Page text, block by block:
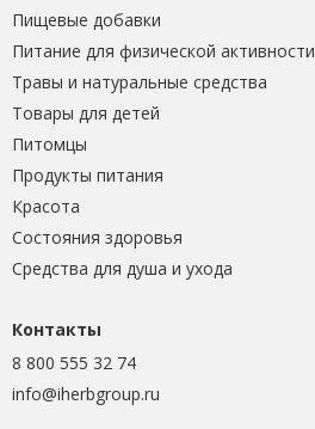
Пищевые добавки
Питание для физической активности
Травы и натуральные средства
Товары для детей
Питомцы
Продукты питания
Красота
Состояния здоровья
Средства для душа и ухода
Контакты
8 800 555 32 74
info@iherbgroup.ru